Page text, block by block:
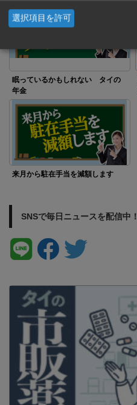
眠っているかもしれない タイの
年金
来月から駐在手当を減額します
SNSで毎日ニュースを配信中！
選択項目を許可